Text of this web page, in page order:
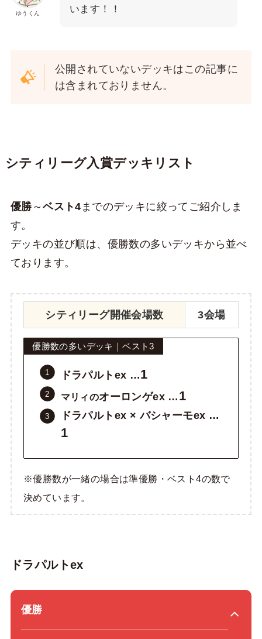
ゆうくん
います！！
公開されていないデッキはこの記事に
は含まれておりません。
シティリーグ入賞デッキリスト
優勝 ～ベスト4 までのデッキに絞ってご紹介しま
す。
デッキの並び順は、優勝数の多いデッキから並べ
ております。
シティリーグ開催会場数 3会場
優勝数の多いデッキ｜ベスト3
ドラパルトex …1
マリィのオーロンゲex … 1
ドラパルトex × バシャーモex …
1
※優勝数が一緒の場合は準優勝・ベスト4の数で
決めています。
ドラパルトex
優勝